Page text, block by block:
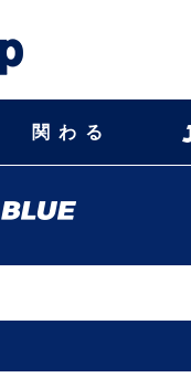
関わる